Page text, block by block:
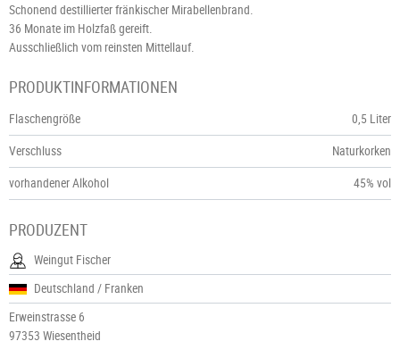
Schonend destillierter fränkischer Mirabellenbrand.
36 Monate im Holzfaß gereift.
Ausschließlich vom reinsten Mittellauf.
PRODUKTINFORMATIONEN
Flaschengröße
0,5 Liter
Verschluss
Naturkorken
vorhandener Alkohol
45% vol
PRODUZENT
Weingut Fischer
Deutschland / Franken
Erweinstrasse 6
97353 Wiesentheid